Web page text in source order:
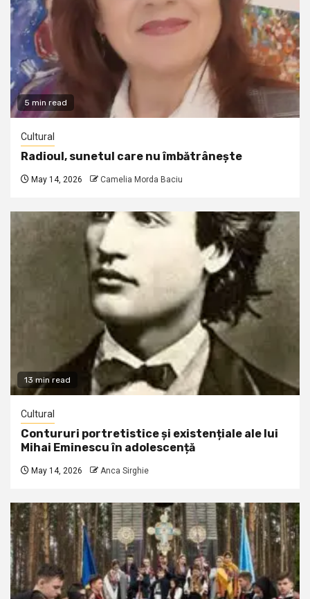
5 min read
Cultural
Radioul, sunetul care nu îmbătrânește
May 14, 2026 Camelia Morda Baciu
13 min read
Cultural
Contururi portretistice și existențiale ale lui
Mihai Eminescu în adolescență
May 14, 2026 Anca Sirghie